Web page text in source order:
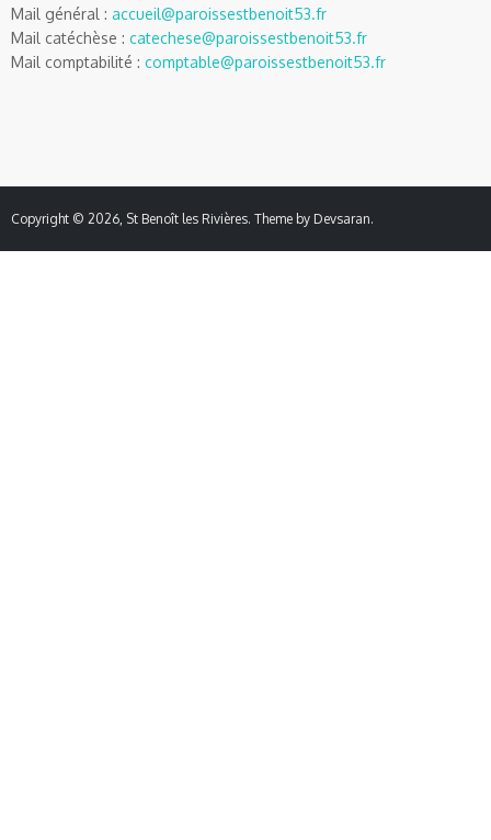
Mail général : accueil@paroissestbenoit53.fr
Mail catéchèse : catechese@paroissestbenoit53.fr
Mail comptabilité : comptable@paroissestbenoit53.fr
Copyright © 2026, St Benoît les Rivières. Theme by Devsaran.